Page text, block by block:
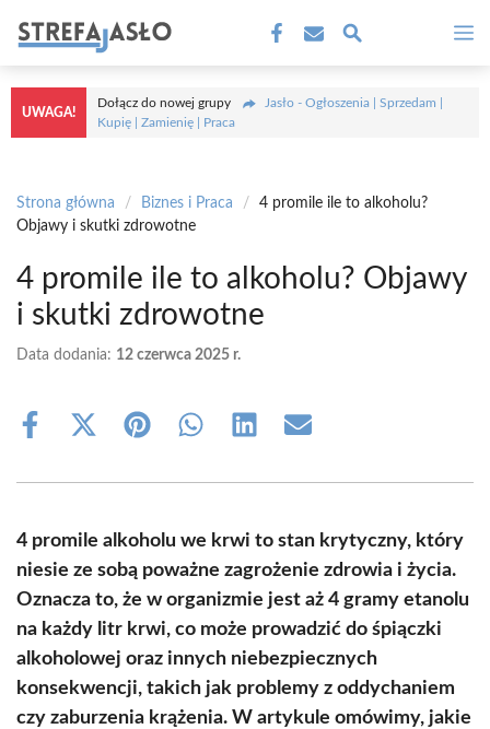
treści
UWAGA!
Dołącz do nowej grupy
Jasło - Ogłoszenia | Sprzedam |
Kupię | Zamienię | Praca
Strona główna / Biznes i Praca /
4 promile ile to alkoholu?
Objawy i skutki zdrowotne
4 promile ile to alkoholu? Objawy
i skutki zdrowotne
Data dodania: 12 czerwca 2025 r.
Share
Share
(Twitter)
Share Share Share Share
4 promile alkoholu we krwi to stan krytyczny, który
niesie ze sobą poważne zagrożenie zdrowia i życia.
Oznacza to, że w organizmie jest aż 4 gramy etanolu
na każdy litr krwi, co może prowadzić do śpiączki
alkoholowej oraz innych niebezpiecznych
konsekwencji, takich jak problemy z oddychaniem
czy zaburzenia krążenia. W artykule omówimy, jakie